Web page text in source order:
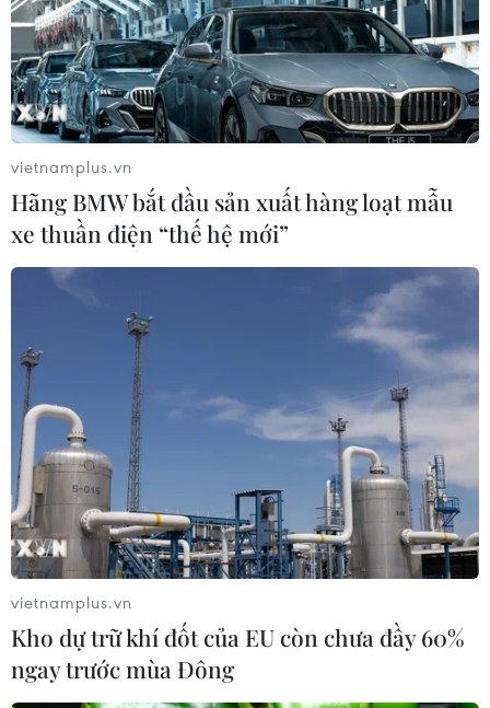
vietnamplus.vn
Hãng BMW bắt đầu sản xuất hàng loạt mẫu
xe thuần điện “thế hệ mới”
vietnamplus.vn
Kho dự trữ khí đốt của EU còn chưa đầy 60%
ngay trước mùa Đông